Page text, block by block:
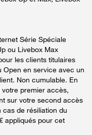
Série Spéciale
ou Livebox Max
les clients titulaires
Open en service avec un
Non cumulable. En
premier accès,
sur votre second accès
cas de résiliation du
appliqués pour cet